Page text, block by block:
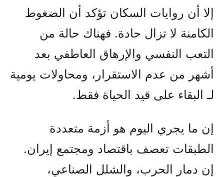
إلا أن روايات السكان تؤكد أن الضغوط
الكامنة لا تزال حادة. فهناك حالة من
التعب النفسي والإرهاق العاطفي بعد
أشهر من عدم الاستقرار، ومحاولات يومية
لـ البقاء على قيد الحياة فقط.
إن ما يجري اليوم هو أزمة متعددة
الطبقات تعصف باقتصاد ومجتمع إيران.
إن دمار الحرب، والشلل الصناعي،